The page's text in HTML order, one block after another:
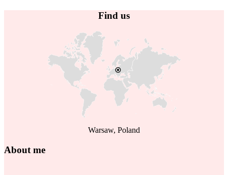
Find us
Warsaw, Poland
About me